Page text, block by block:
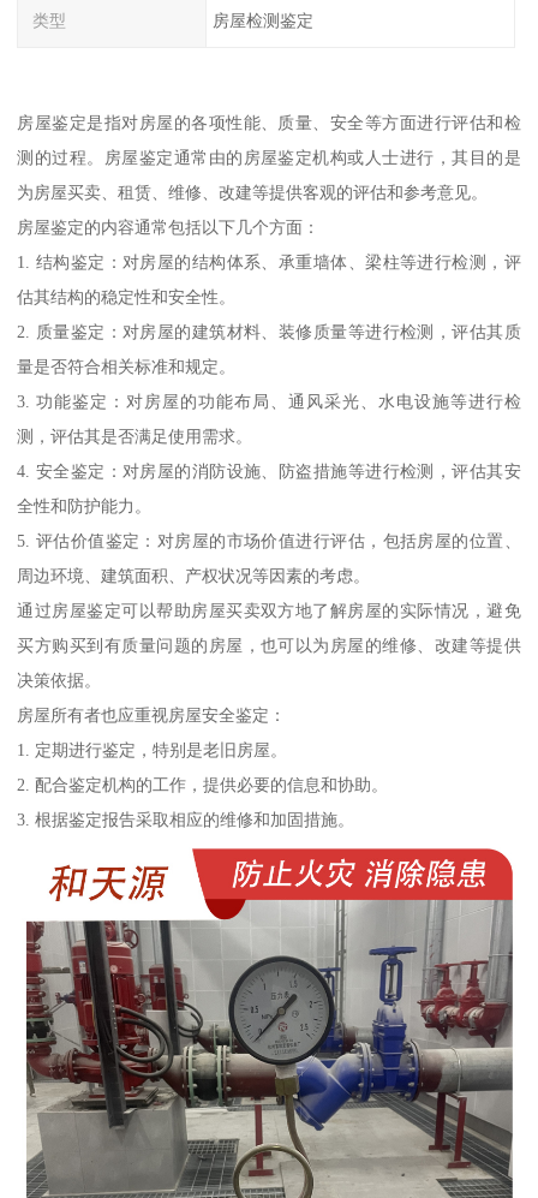
类型 房屋检测鉴定
房屋鉴定是指对房屋的各项性能、质量、安全等方面进行评估和检
测的过程。房屋鉴定通常由的房屋鉴定机构或人士进行，其目的是
为房屋买卖、租赁、维修、改建等提供客观的评估和参考意见。
房屋鉴定的内容通常包括以下几个方面：
1. 结构鉴定：对房屋的结构体系、承重墙体、梁柱等进行检测，评
估其结构的稳定性和安全性。
2. 质量鉴定：对房屋的建筑材料、装修质量等进行检测，评估其质
量是否符合相关标准和规定。
3. 功能鉴定：对房屋的功能布局、通风采光、水电设施等进行检
测，评估其是否满足使用需求。
4. 安全鉴定：对房屋的消防设施、防盗措施等进行检测，评估其安
全性和防护能力。
5. 评估价值鉴定：对房屋的市场价值进行评估，包括房屋的位置、
周边环境、建筑面积、产权状况等因素的考虑。
通过房屋鉴定可以帮助房屋买卖双方地了解房屋的实际情况，避免
买方购买到有质量问题的房屋，也可以为房屋的维修、改建等提供
决策依据。
房屋所有者也应重视房屋安全鉴定：
1. 定期进行鉴定，特别是老旧房屋。
2. 配合鉴定机构的工作，提供必要的信息和协助。
3. 根据鉴定报告采取相应的维修和加固措施。